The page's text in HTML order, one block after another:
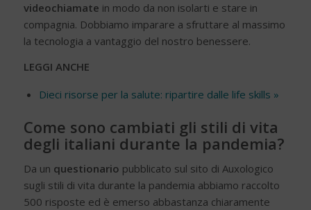
videochiamate in modo da non isolarti e stare in
compagnia. Dobbiamo imparare a sfruttare al massimo
la tecnologia a vantaggio del nostro benessere.
LEGGI ANCHE
Dieci risorse per la salute: ripartire dalle life skills »
Come sono cambiati gli stili di vita
degli italiani durante la pandemia?
Da un questionario pubblicato sul sito di Auxologico
sugli stili di vita durante la pandemia abbiamo raccolto
500 risposte ed è emerso abbastanza chiaramente